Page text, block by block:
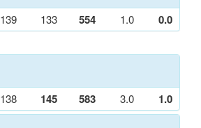
139 133 554 1.0 0.0
138 145 583 3.0 1.0